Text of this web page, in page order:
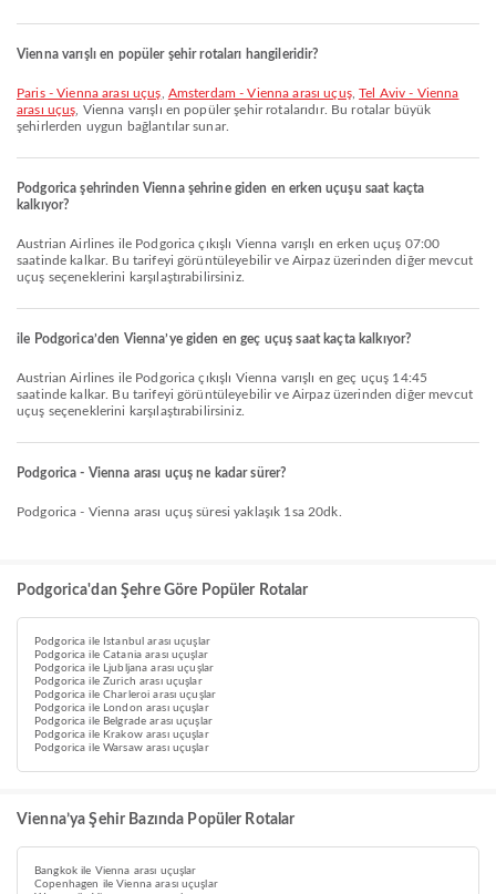
Vienna varışlı en popüler şehir rotaları hangileridir?
Paris - Vienna arası uçuş Amsterdam - Vienna arası uçuş,Tel Aviv - Vienna
arası uçuş , Vienna varışlı en popüler şehir rotalarıdır. Bu rotalar büyük
şehirlerden uygun bağlantılar sunar.
Podgorica şehrinden Vienna şehrine giden en erken uçuşu saat kaçta
kalkıyor?
Austrian Airlines ile Podgorica çıkışlı Vienna varışlı en erken uçuş 07:00
saatinde kalkar. Bu tarifeyi görüntüleyebilir ve Airpaz üzerinden diğer mevcut
uçuş seçeneklerini karşılaştırabilirsiniz.
ile Podgorica’den Vienna’ye giden en geç uçuş saat kaçta kalkıyor?
Austrian Airlines ile Podgorica çıkışlı Vienna varışlı en geç uçuş 14:45
saatinde kalkar. Bu tarifeyi görüntüleyebilir ve Airpaz üzerinden diğer mevcut
uçuş seçeneklerini karşılaştırabilirsiniz.
Podgorica - Vienna arası uçuş ne kadar sürer?
Podgorica - Vienna arası uçuş süresi yaklaşık 1sa 20dk.
Podgorica'dan Şehre Göre Popüler Rotalar
Podgorica ile Istanbul arası uçuşlar
Podgorica ile Catania arası uçuşlar
Podgorica ile Ljubljana arası uçuşlar
Podgorica ile Zurich arası uçuşlar
Podgorica ile Charleroi arası uçuşlar
Podgorica ile London arası uçuşlar
Podgorica ile Belgrade arası uçuşlar
Podgorica ile Krakow arası uçuşlar
Podgorica ile Warsaw arası uçuşlar
Vienna’ya Şehir Bazında Popüler Rotalar
Bangkok ile Vienna arası uçuşlar
Copenhagen ile Vienna arası uçuşlar